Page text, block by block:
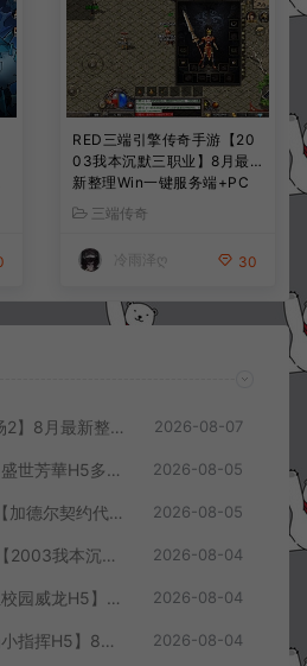
RED三端引擎传奇手游【20
03我本沉默三职业】8月最
新整理Win一键服务端+PC
安卓+详细搭建教程
三端传奇
冷雨泽ღ 30
MT3换皮MH【大梦一场2】8月最新整理Linux手工服务端+源码+管理后台+安卓苹果双端+详细搭建教程+视频教程 2026-08-07
三网H5宫斗养成游戏【盛世芳華H5多区跨服代金券内购优化版】8月最新整理Linux手工服务端+CDK授权后台+全资源安卓+详细搭建教程+视频教程 2026-08-05
AFK卡牌即时对战手游【加德尔契约代金券内购修复版】8月最新整理Linux手工服务端+前后端全套源码+CDK授权后台+安卓苹果双端+详细搭建教程+视频教程 2026-08-05
RED三端引擎传奇手游【2003我本沉默三职业】8月最新整理Win一键服务端+PC安卓+详细搭建教程 2026-08-04
三网H5格斗游戏【热血校园威龙H5】8月最新整理Linux手工服务端+Win一键服务端+解压即玩+简易安卓客户端+详细搭建教程 2026-08-04
三网H5射击游戏【战场小指挥H5】8月最新整理Linux手工服务端+Win一键服务端+解压即玩+简易安卓客户端+详细搭建教程 2026-08-04